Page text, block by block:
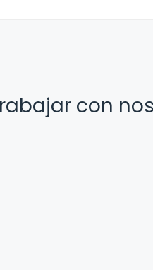
con